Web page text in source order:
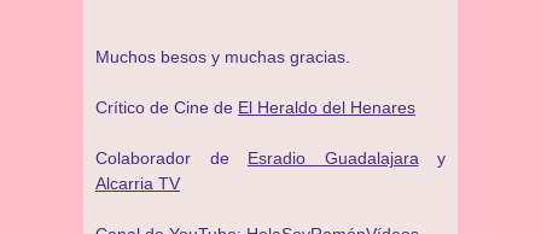
Muchos besos y muchas gracias.
Crítico de Cine de El Heraldo del Henares
Colaborador de Esradio Guadalajara y
Alcarria TV